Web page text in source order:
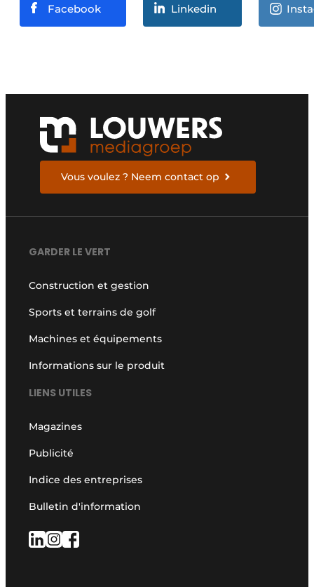
Facebook Linkedin
Vous voulez ? Neem contact op
GARDER LE VERT
Construction et gestion
Sports et terrains de golf
Machines et équipements
Informations sur le produit
LIENS UTILES
Magazines
Publicité
Indice des entreprises
Bulletin d'information